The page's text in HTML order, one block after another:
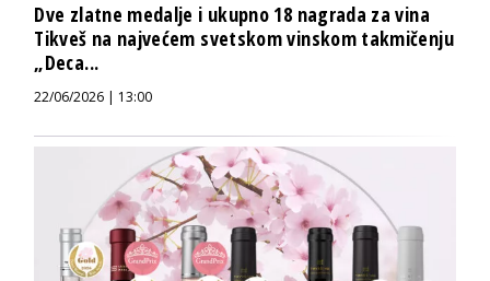
Dve zlatne medalje i ukupno 18 nagrada za vina
Tikveš na najvećem svetskom vinskom takmičenju
„Deca...
22/06/2026 | 13:00